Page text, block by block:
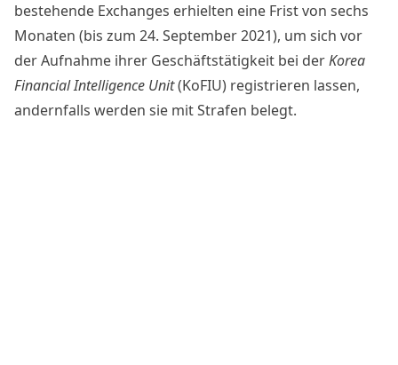
bestehende Exchanges erhielten eine Frist von sechs
Monaten (bis zum 24. September 2021), um sich vor
der Aufnahme ihrer Geschäftstätigkeit bei derKorea
Financial Intelligence Unit(KoFIU) registrieren lassen,
andernfalls werden sie mit Strafen belegt.